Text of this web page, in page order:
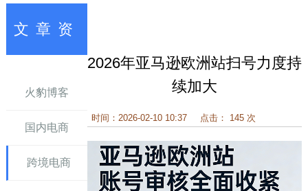
文章资
火豹博客
国内电商
跨境电商
2026年亚马逊欧洲站扫号力度持
续加大
时间：2026-02-10 10:37 点击： 145 次